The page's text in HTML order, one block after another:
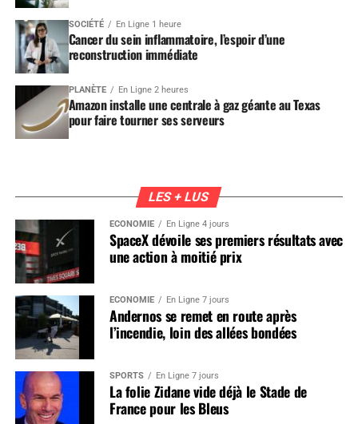
SOCIÉTÉ En Ligne 1 heure
Cancer du sein inflammatoire, l’espoir d’une
reconstruction immédiate
PLANÈTE En Ligne 2 heures
Amazon installe une centrale à gaz géante au Texas
pour faire tourner ses serveurs
LES + LUS
ÉCONOMIE En Ligne 4 jours
SpaceX dévoile ses premiers résultats avec
une action à moitié prix
ÉCONOMIE En Ligne 7 jours
Andernos se remet en route après
l’incendie, loin des allées bondées
SPORTS En Ligne 7 jours
La folie Zidane vide déjà le Stade de
France pour les Bleus